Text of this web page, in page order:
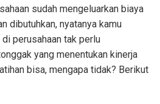
sudah mengeluarkan biaya
dibutuhkan, nyatanya kamu
perusahaan tak perlu
yang menentukan kinerja
bisa, mengapa tidak? Berikut